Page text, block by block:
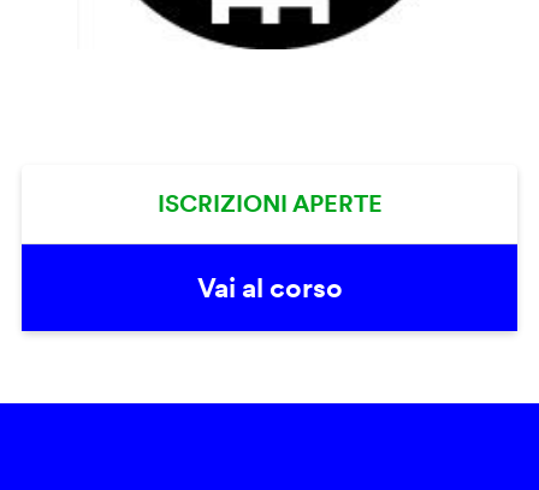
ISCRIZIONI APERTE
Vai al corso